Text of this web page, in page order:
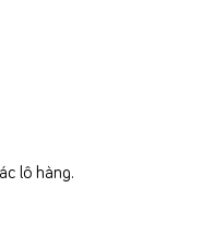
lô hàng.